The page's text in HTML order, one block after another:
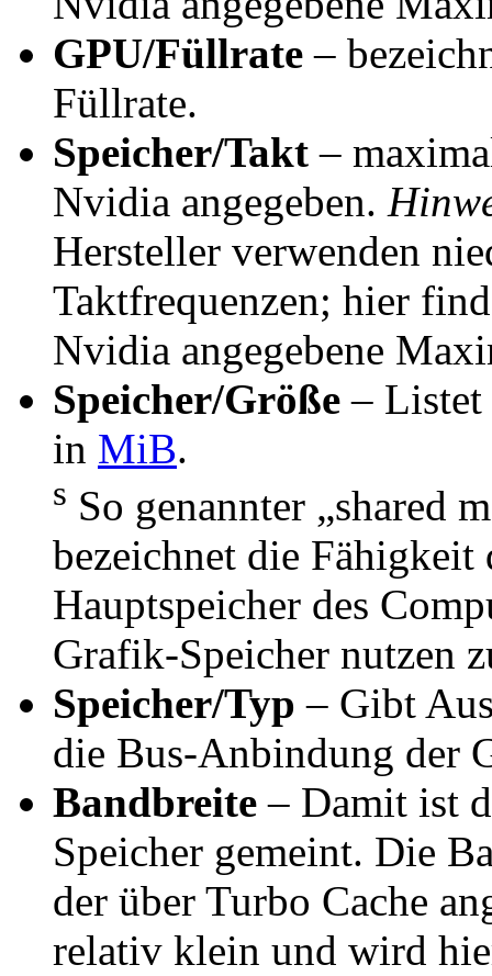
GPU/Füllrate –
Füllrate.
Speicher/Takt –
Nvidia angegeben.
Hersteller verwenden
Taktfrequenzen; hier
Nvidia angegebene
Speicher/Größe – Listet
in MiB.
s So genannter „shared
bezeichnet die
Hauptspeicher des
Grafik-Speicher nutzen
Speicher/Typ – Gibt
die Bus-Anbindung der
Bandbreite – Damit ist
Speicher gemeint. Die
der über Turbo Cache
relativ klein und wird